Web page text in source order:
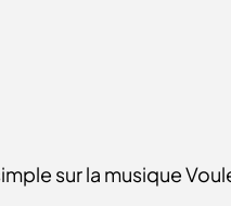
sur la musique